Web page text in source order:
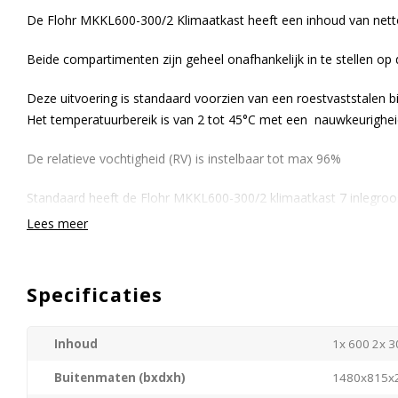
De Flohr MKKL600-300/2 Klimaatkast heeft een inhoud van
Beide compartimenten zijn geheel onafhankelijk in te stellen op
Deze uitvoering is standaard voorzien van een roestvaststalen
Het temperatuurbereik is van 2 tot 45°C met een
De relatieve vochtigheid (RV) is instelbaar tot max 96%
Standaard heeft de Flohr MKKL600-300/2 klimaatkast 7
geheel uitneembaar zijn. De temperatuurregeling geschiedt
Het is mogelijk de Flohr klimaatkastengeheel naar wens aan te
Lees meer
Specificaties
Inhoud 1x 600 2x
Buitenmaten (bxdxh)